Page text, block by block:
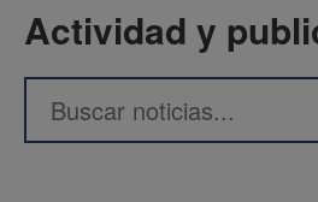
Actividad y